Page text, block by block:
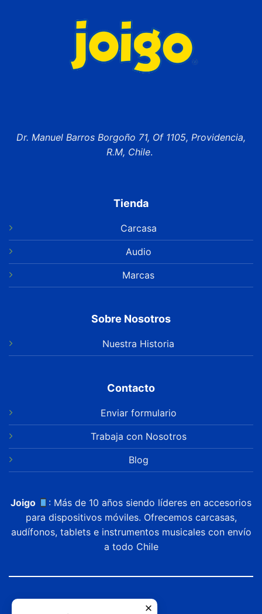
Dr. Manuel Barros Borgoño 71, Of 1105, Providencia,
R.M, Chile.
Tienda
Carcasa
Audio
Marcas
Sobre Nosotros
Nuestra Historia
Contacto
Enviar formulario
Trabaja con Nosotros
Blog
Joigo
: Más de 10 años siendo líderes en accesorios
para dispositivos móviles. Ofrecemos carcasas,
audífonos, tablets e instrumentos musicales con envío
a todo Chile